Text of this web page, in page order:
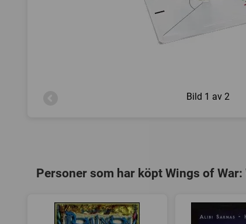
Bild 1 av 2
Personer som har köpt Wings of